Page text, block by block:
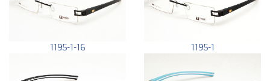
1195-1-16 1195-1